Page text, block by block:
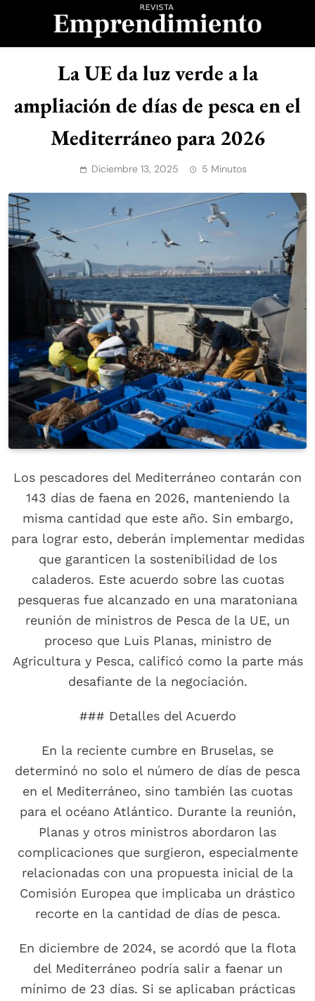
Revista
Emprendimiento
La UE da luz verde a la
ampliación de días de pesca en el
Mediterráneo para 2026
Diciembre 13, 2025 5 Minutos
Los pescadores del Mediterráneo contarán con
143 días de faena en 2026, manteniendo la
misma cantidad que este año. Sin embargo,
para lograr esto, deberán implementar medidas
que garanticen la sostenibilidad de los
caladeros. Este acuerdo sobre las cuotas
pesqueras fue alcanzado en una maratoniana
reunión de ministros de Pesca de la UE, un
proceso que Luis Planas, ministro de
Agricultura y Pesca, calificó como la parte más
desafiante de la negociación.
### Detalles del Acuerdo
En la reciente cumbre en Bruselas, se
determinó no solo el número de días de pesca
en el Mediterráneo, sino también las cuotas
para el océano Atlántico. Durante la reunión,
Planas y otros ministros abordaron las
complicaciones que surgieron, especialmente
relacionadas con una propuesta inicial de la
Comisión Europea que implicaba un drástico
recorte en la cantidad de días de pesca.
En diciembre de 2024, se acordó que la flota
del Mediterráneo podría salir a faenar un
mínimo de 23 días. Si se aplicaban prácticas